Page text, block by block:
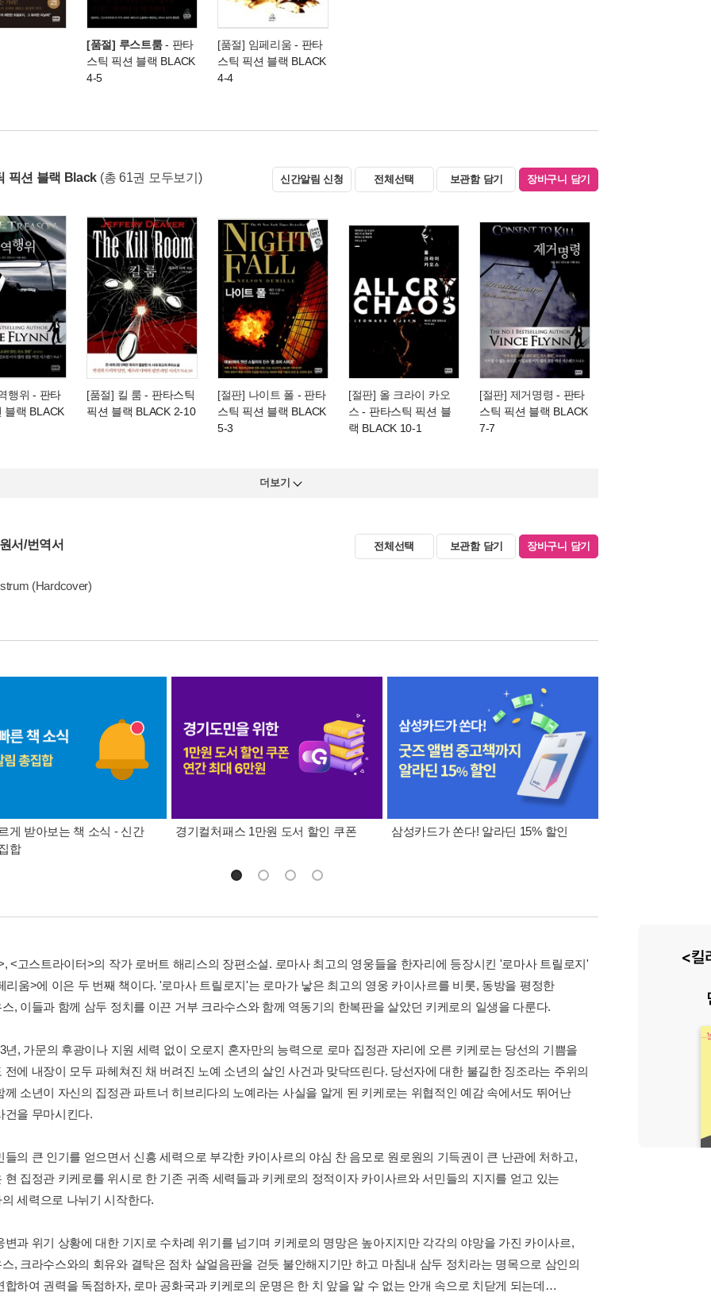
[품절] 루스트룸- 판타
스틱 픽션 블랙 BLACK
4-5
[품절] 임페리움 - 판타
스틱 픽션 블랙 BLACK
4-4
픽션 블랙 Black (총 61권 모두보기) 신간알림 신청 전체선택 보관함 담기 장바구니 담기
행위 - 판타
블랙 BLACK
[품절] 킬 룸 - 판타스틱
픽션 블랙 BLACK 2-10
[절판] 나이트 폴 - 판타
스틱 픽션 블랙 BLACK
5-3
[절판] 올 크라이 카오
스 - 판타스틱 픽션 블
랙 BLACK 10-1
[절판] 제거명령 - 판타
스틱 픽션 블랙 BLACK
7-7
더보기
서/번역서 전체선택 보관함 담기 장바구니 담기
(Hardcover)
게 받아보는 책 소식 - 신간
합
경기컬처패스 1만원 도서 할인 쿠폰 삼성카드가 쏜다! 알라딘 15% 할인
<고스트라이터>의 작가 로버트 해리스의 장편소설. 로마사 최고의 영웅들을 한자리에 등장시킨 '로마사 트릴로지'
리움>에 이은 두 번째 책이다. '로마사 트릴로지'는 로마가 낳은 최고의 영웅 카이사르를 비롯, 동방을 평정한
, 이들과 함께 삼두 정치를 이끈 거부 크라수스와 함께 역동기의 한복판을 살았던 키케로의 일생을 다룬다.
년, 가문의 후광이나 지원 세력 없이 오로지 혼자만의 능력으로 로마 집정관 자리에 오른 키케로는 당선의 기쁨을
전에 내장이 모두 파헤쳐진 채 버려진 노예 소년의 살인 사건과 맞닥뜨린다. 당선자에 대한 불길한 징조라는 주위의
께 소년이 자신의 집정관 파트너 히브리다의 노예라는 사실을 알게 된 키케로는 위협적인 예감 속에서도 뛰어난
건을 무마시킨다.
들의 큰 인기를 얻으면서 신흥 세력으로 부각한 카이사르의 야심 찬 음모로 원로원의 기득권이 큰 난관에 처하고,
현 집정관 키케로를 위시로 한 기존 귀족 세력들과 키케로의 정적이자 카이사르와 서민들의 지지를 얻고 있는
세력으로 나뉘기 시작한다.
변과 위기 상황에 대한 기지로 수차례 위기를 넘기며 키케로의 명망은 높아지지만 각각의 야망을 가진 카이사르,
, 크라수스와의 회유와 결탁은 점차 살얼음판을 걷듯 불안해지기만 하고 마침내 삼두 정치라는 명목으로 삼인의
합하여 권력을 독점하자, 로마 공화국과 키케로의 운명은 한 치 앞을 알 수 없는 안개 속으로 치닫게 되는데…